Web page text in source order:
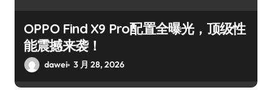
OPPO Find X9 Pro配置全曝光，顶级性
能震撼来袭！
dawei 3 月 28, 2026